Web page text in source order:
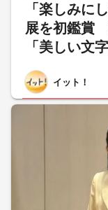
「楽しみに
展を初鑑賞
「美しい文字
イット！